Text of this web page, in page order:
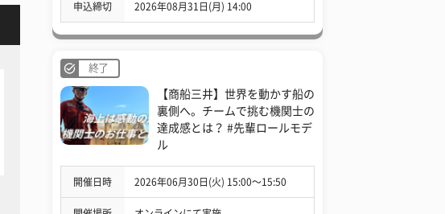
申込締切 2026年08月31日(月) 14:00
終了
【商船三井】世界を動かす船の
裏側へ。チームで挑む機関士の
達成感とは？ #先輩ロールモデ
ル
開催日時 2026年06月30日(火) 15:00〜15:50